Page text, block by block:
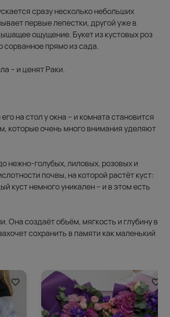
сразу несколько небольших
первые лепестки, другой уже в
ощущение. Букет из кустовых роз
сорванное прямо из сада.
– и ценят Раки.
на стол у окна – и комната становится
которые очень много внимания уделяют
нежно-голубых, лиловых, розовых и
почвы, на которой растёт куст:
куст немного уникален – и в этом есть
Она создаёт объём, мягкость и глубину в
сохранить в памяти как маленький